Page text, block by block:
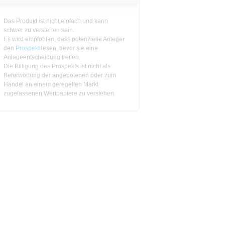
Das Produkt ist nicht einfach und kann
schwer zu verstehen sein.
Es wird empfohlen, dass potenzielle Anleger
den Prospekt lesen, bevor sie eine
Anlageentscheidung treffen.
Die Billigung des Prospekts ist nicht als
Befürwortung der angebotenen oder zum
Handel an einem geregelten Markt
zugelassenen Wertpapiere zu verstehen.
einer Anlageentscheidung
Die Billigung des
ändern kann.
in bestimmten
für Rechnung von US-